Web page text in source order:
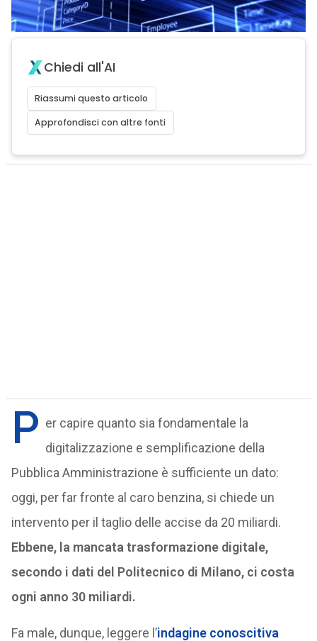
Chiedi all'AI
Riassumi questo articolo
Approfondisci con altre fonti
P er capire quanto sia fondamentale la
digitalizzazione e semplificazione della
Pubblica Amministrazione è sufficiente un dato:
oggi, per far fronte al caro benzina, si chiede un
intervento per il taglio delle accise da 20 miliardi.
Ebbene, la mancata trasformazione digitale,
secondo i dati del Politecnico di Milano, ci costa
ogni anno 30 miliardi.
Fa male, dunque, leggere l’indagine conoscitiva